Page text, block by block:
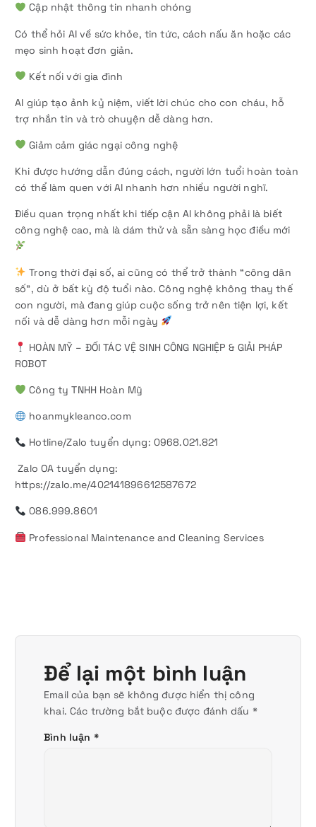
Cập nhật thông tin nhanh chóng
Có thể hỏi AI về sức khỏe, tin tức, cách nấu ăn hoặc các
mẹo sinh hoạt đơn giản.
Kết nối với gia đình
AI giúp tạo ảnh kỷ niệm, viết lời chúc cho con cháu, hỗ
trợ nhắn tin và trò chuyện dễ dàng hơn.
Giảm cảm giác ngại công nghệ
Khi được hướng dẫn đúng cách, người lớn tuổi hoàn toàn
có thể làm quen với AI nhanh hơn nhiều người nghĩ.
Điều quan trọng nhất khi tiếp cận AI không phải là biết
công nghệ cao, mà là dám thử và sẵn sàng học điều mới
Trong thời đại số, ai cũng có thể trở thành “công dân
số”, dù ở bất kỳ độ tuổi nào. Công nghệ không thay thế
con người, mà đang giúp cuộc sống trở nên tiện lợi, kết
nối và dễ dàng hơn mỗi ngày
HOÀN MỸ – ĐỐI TÁC VỆ SINH CÔNG NGHIỆP & GIẢI PHÁP
ROBOT
Công ty TNHH Hoàn Mỹ
hoanmykleanco.com
Hotline/Zalo tuyển dụng: 0968.021.821
Zalo OA tuyển dụng:
https://zalo.me/402141896612587672
086.999.8601
Professional Maintenance and Cleaning Services
Để lại một bình luận
Email của bạn sẽ không được hiển thị công
khai. Các trường bắt buộc được đánh dấu *
Bình luận *